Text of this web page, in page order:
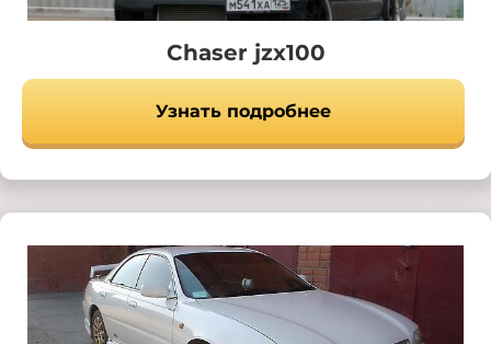
Chaser jzx100
Узнать подробнее